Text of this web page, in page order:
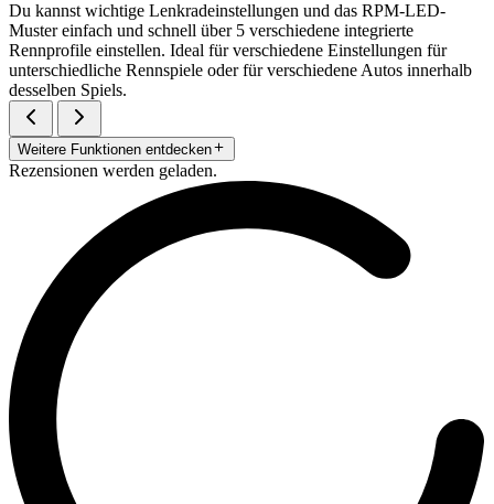
Du kannst wichtige Lenkradeinstellungen und das RPM-LED-
Muster einfach und schnell über 5 verschiedene integrierte
Rennprofile einstellen. Ideal für verschiedene Einstellungen für
unterschiedliche Rennspiele oder für verschiedene Autos innerhalb
desselben Spiels.
Weitere Funktionen entdecken
Rezensionen werden geladen.